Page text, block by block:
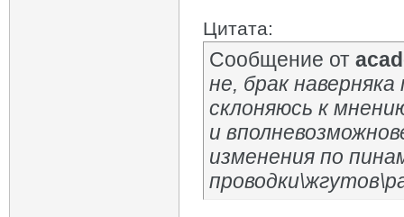
Цитата:
Сообщение от
не, брак
склоняюсь к
и
изменения по